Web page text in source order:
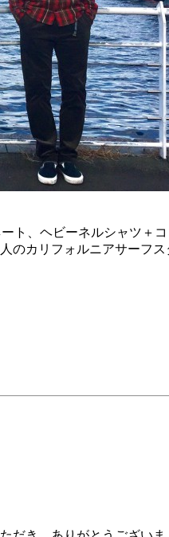
ト、ヘビーネルシャツ＋コ
のカリフォルニアサーフス